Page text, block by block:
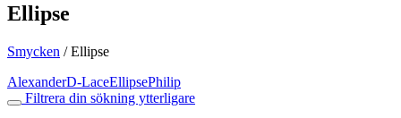
Ellipse
Smycken /Ellipse
AlexanderD-LaceEllipsePhilip
Filtrera din sökning ytterligare